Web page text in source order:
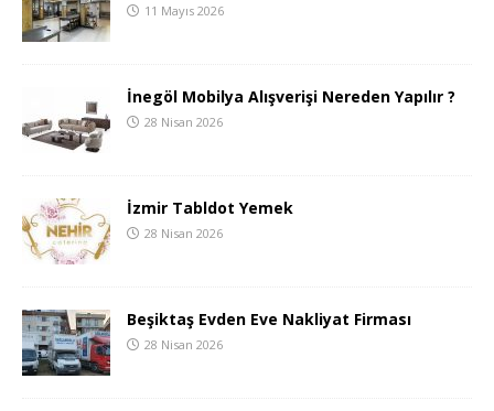
11 Mayıs 2026
İnegöl Mobilya Alışverişi Nereden Yapılır ?
28 Nisan 2026
İzmir Tabldot Yemek
28 Nisan 2026
Beşiktaş Evden Eve Nakliyat Firması
28 Nisan 2026